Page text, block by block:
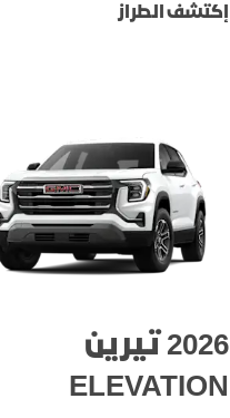
إكتشف الطراز
2026 تيرين
ELEVATION